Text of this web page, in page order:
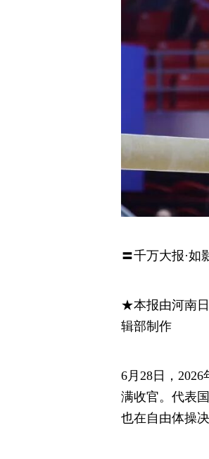
〓千万大报·如
★本报由河南
辑部制作
6月28日，
满收官。代表
也在自由体操